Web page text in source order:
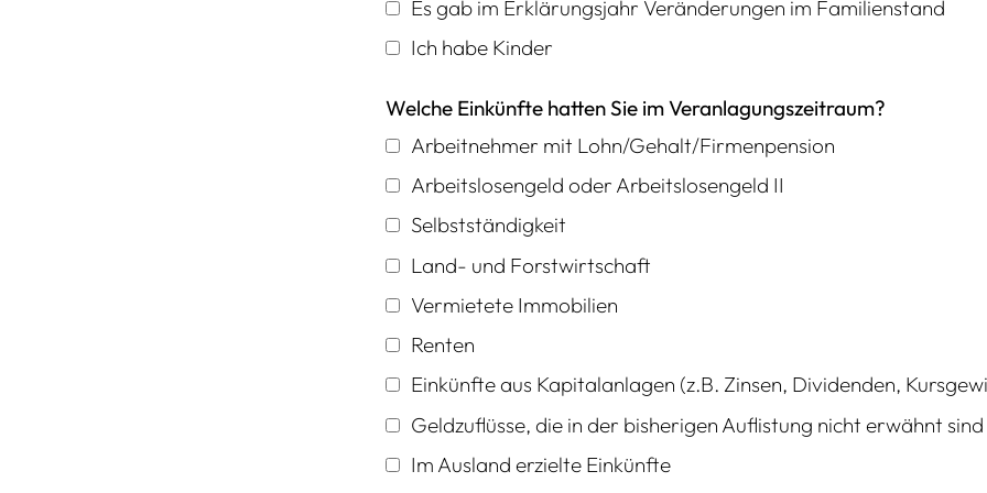
Es gab im Erklärungsjahr Veränderungen im Familienstand
Ich habe Kinder
Welche Einkünfte hatten Sie im Veranlagungszeitraum?
Arbeitnehmer mit Lohn/Gehalt/Firmenpension
Arbeitslosengeld oder Arbeitslosengeld II
Selbstständigkeit
Land- und Forstwirtschaft
Vermietete Immobilien
Renten
Einkünfte aus Kapitalanlagen (z.B. Zinsen, Dividenden,
Geldzuflüsse, die in der bisherigen Auflistung nicht erwähnt sind
Im Ausland erzielte Einkünfte